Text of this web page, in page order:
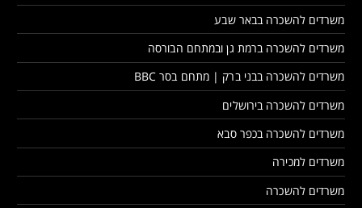
משרדים להשכרה בבאר שבע
משרדים להשכרה ברמת גן ובמתחם הבורסה
משרדים להשכרה בבני ברק | מתחם בסר BBC
משרדים להשכרה בירושלים
משרדים להשכרה בכפר סבא
משרדים למכירה
משרדים להשכרה